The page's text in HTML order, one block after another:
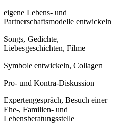
eigene Lebens- und
Partnerschaftsmodelle entwickeln
Songs, Gedichte,
Liebesgeschichten, Filme
Symbole entwickeln, Collagen
Pro- und Kontra-Diskussion
Expertengespräch, Besuch einer
Ehe-, Familien- und
Lebensberatungsstelle